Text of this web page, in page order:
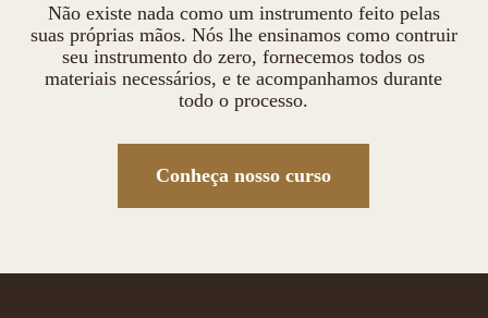
Não existe nada como um instrumento feito pelas
suas próprias mãos. Nós lhe ensinamos como contruir
seu instrumento do zero, fornecemos todos os
materiais necessários, e te acompanhamos durante
todo o processo.
Conheça nosso curso